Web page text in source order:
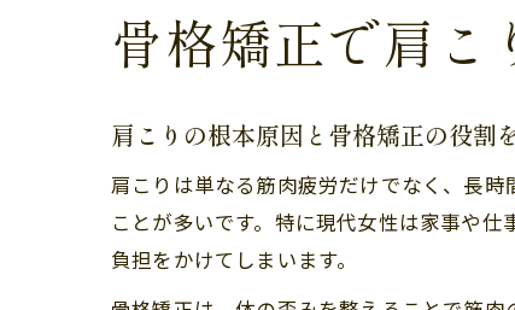
骨格矯正で肩こ
肩こりの根本原因と骨格矯正の役割
肩こりは単なる筋肉疲労だけでなく、長
ことが多いです。特に現代女性は家事や
負担をかけてしまいます。